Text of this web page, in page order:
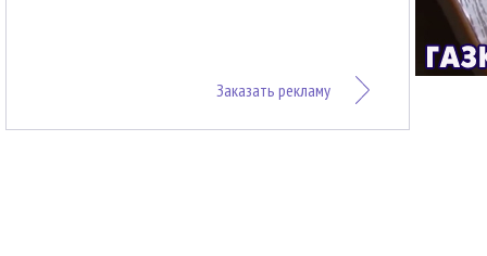
Заказать рекламу